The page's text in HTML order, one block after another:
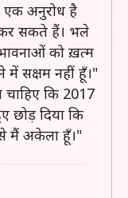
एक अनुरोध है
सकते हैं। भले
को ख़त्म
सक्षम नहीं हूँ।"
कि 2017
छोड़ दिया कि
मैं अकेला हूँ।"